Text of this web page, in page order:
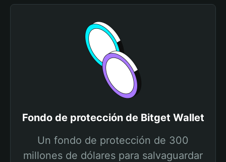
Fondo de protección de Bitget Wallet
Un fondo de protección de 300
millones de dólares para salvaguardar